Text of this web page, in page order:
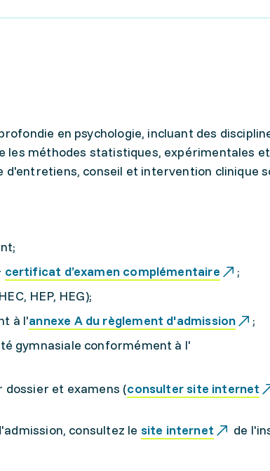
en psychologie, incluant des
les méthodes statistiques, expérimentales et
d'entretiens, conseil et intervention clinique
certificat d’examen complémentaire
;
HEP, HEG);
à l'annexe A du règlement d'admission
;
gymnasiale conformément à l'
et examens (consulter site internet
consultez le site internet de